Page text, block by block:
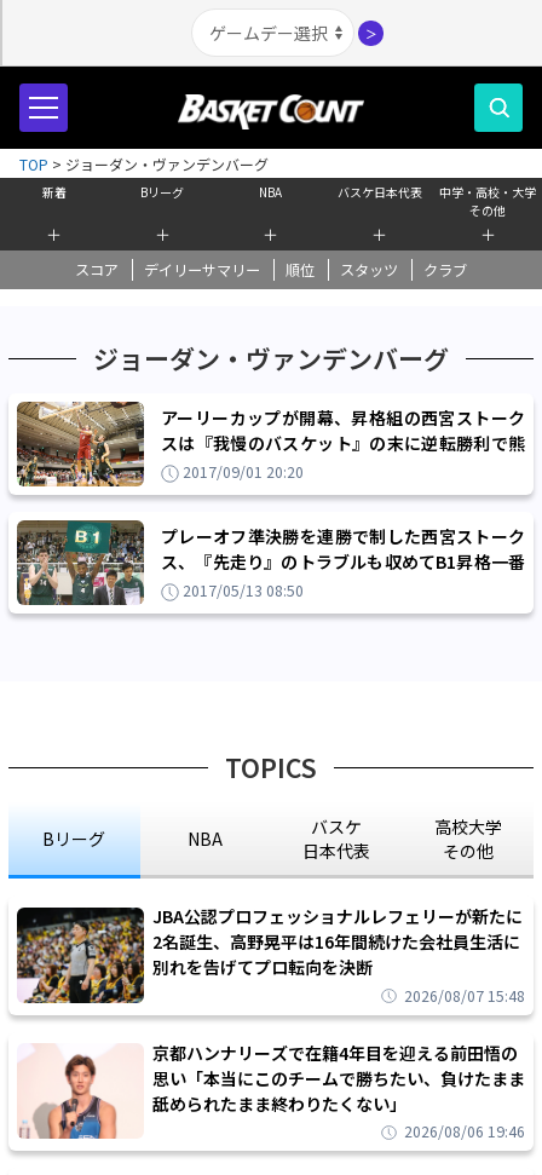
＞
新着
＋
Bリーグ
＋
NBA
＋
バスケ日本代表
＋
中学・高校・大学
その他
＋
スコア デイリーサマリー 順位 スタッツ クラブ
TOP > ジョーダン・ヴァンデンバーグ
ジョーダン・ヴァンデンバーグ
アーリーカップが開幕、昇格組の西宮ストーク
スは『我慢のバスケット』の末に逆転勝利で熊
本ヴォルターズを下す
2017/09/01 20:20
プレーオフ準決勝を連勝で制した西宮ストーク
ス、『先走り』のトラブルも収めてB1昇格一番
乗り＆決勝進出！
2017/05/13 08:50
TOPICS
Bリーグ NBA
バスケ
日本代表
高校大学
その他
JBA公認プロフェッショナルレフェリーが新たに
2名誕生、高野晃平は16年間続けた会社員生活に
別れを告げてプロ転向を決断
2026/08/07 15:48
京都ハンナリーズで在籍4年目を迎える前田悟の
思い「本当にこのチームで勝ちたい、負けたまま
舐められたまま終わりたくない」
2026/08/06 19:46